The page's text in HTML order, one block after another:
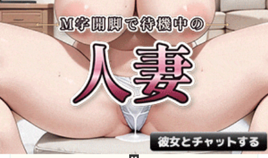
ちぬう
元高学校教師、 浅野心愛の無修正動画が流
出中か！？
「浅野心愛」の無修正動画の流出が止まんね
ーぜ！
目次